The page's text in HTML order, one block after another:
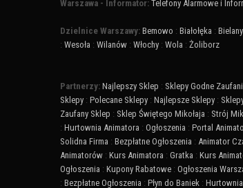
Warszawa - Informator: Telefony Alarmowe i
Dzielnice Warszawy: Bemowo : Białołęka : Bielany
: Wesoła : Wilanów : Włochy : Wola : Żoliborz
Partnerzy: Najlepszy Sklep : Sklepy Godne
Sklepy : Polecane Sklepy : Najlepsze Sklepy :
Zaufany Sklep : Sklep Świętego Mikołaja : Strój
: Hurtownia Animatora : Ogłoszenia : Portal
Solidna Firma : Bezpłatne Ogłoszenia : Animator
Animatorów : Kurs Animatora : Gratka : Kurs
Ogłoszenia : Kupony Rabatowe : Ogłoszenia
: Bezpłatne Ogłoszenia : Płyn do Baniek :